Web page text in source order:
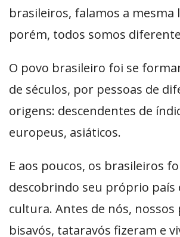
brasileiros, falamos a mesma
porém, todos somos
O povo brasileiro foi se
de séculos, por pessoas de
origens: descendentes de
europeus, asiáticos.
E aos poucos, os brasileiros
descobrindo seu próprio país
cultura. Antes de nós, nossos
bisavós, tataravós fizeram e